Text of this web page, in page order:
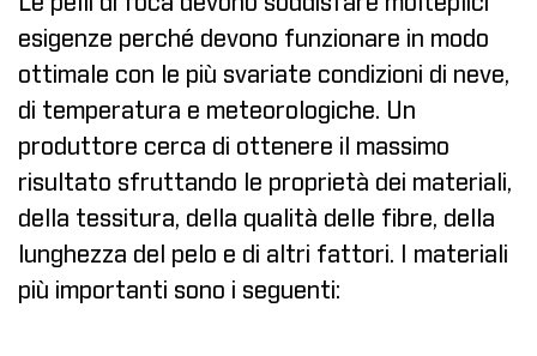
esigenze perché devono funzionare in modo
ottimale con le più svariate condizioni di neve,
di temperatura e meteorologiche. Un
produttore cerca di ottenere il massimo
risultato sfruttando le proprietà dei materiali,
della tessitura, della qualità delle fibre, della
lunghezza del pelo e di altri fattori. I materiali
più importanti sono i seguenti: